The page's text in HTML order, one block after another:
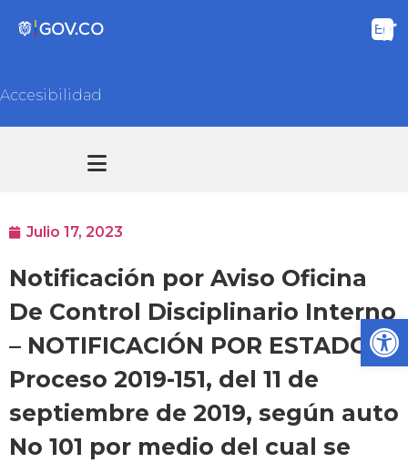
Accesibilidad
Julio 17, 2023
Notificación por Aviso Oficina
De Control Disciplinario Interno
– NOTIFICACIÓN POR ESTADO –
Proceso 2019-151, del 11 de
septiembre de 2019, según auto
No 101 por medio del cual se